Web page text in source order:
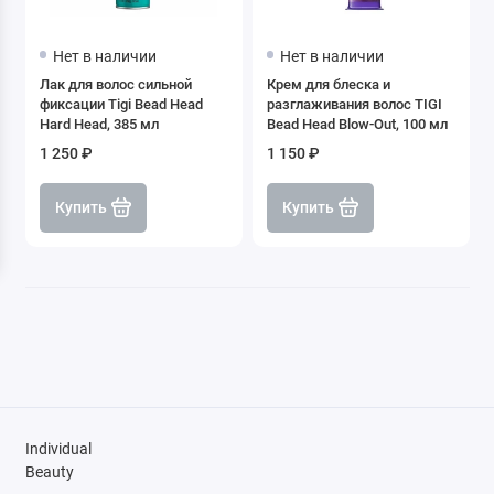
Сыворотки и спреи
Нет в наличии
Лак для волос сильной
фиксации Tigi Bead Head
Hard Head, 385 мл
1 250 ₽
Купить
Нет в наличии
Крем для блеска и
разглаживания волос TIGI
Bead Head Blow-Out, 100 мл
1 150 ₽
Купить
Individual
Beauty